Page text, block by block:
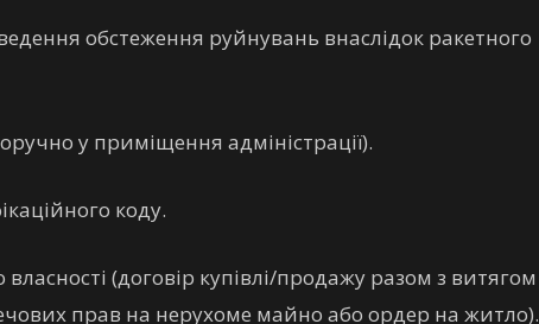
обстеження руйнувань внаслідок ракетного
у приміщення адміністрації).
коду.
(договір купівлі/продажу разом з витягом
прав на нерухоме майно або ордер на житло).